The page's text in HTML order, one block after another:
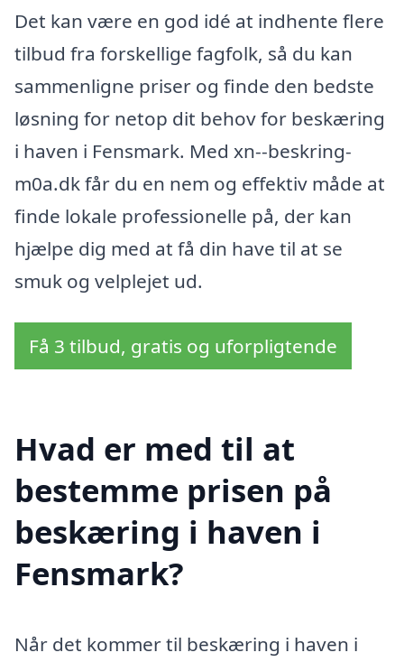
Det kan være en god idé at indhente flere
tilbud fra forskellige fagfolk, så du kan
sammenligne priser og finde den bedste
løsning for netop dit behov for beskæring
i haven i Fensmark. Med xn--beskring-
m0a.dk får du en nem og effektiv måde at
finde lokale professionelle på, der kan
hjælpe dig med at få din have til at se
smuk og velplejet ud.
Få 3 tilbud, gratis og uforpligtende
Hvad er med til at
bestemme prisen på
beskæring i haven i
Fensmark?
Når det kommer til beskæring i haven i